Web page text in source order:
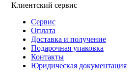
Клиентский сервис
Сервис
Оплата
Доставка и получение
Подарочная упаковка
Контакты
Юридическая документация